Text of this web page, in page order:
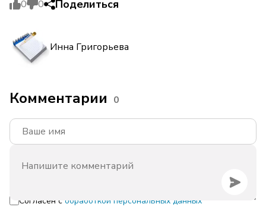
0 0 Поделиться
Инна Григорьева
Комментарии 0
Согласен с обработкой персональных данных